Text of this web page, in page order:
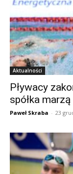
Aktualności
Pływacy
spółka
Paweł Skraba - 23